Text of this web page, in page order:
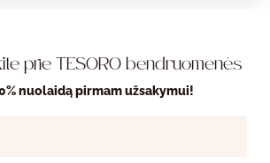
prie TESORO bendruomenės
nuolaidą pirmam užsakymui!